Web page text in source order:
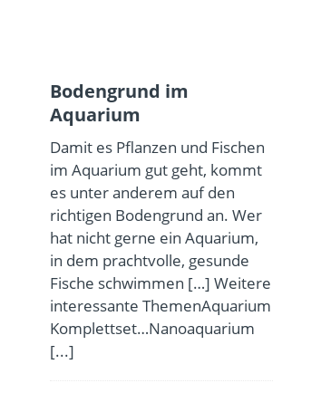
Bodengrund im
Aquarium
Damit es Pflanzen und Fischen
im Aquarium gut geht, kommt
es unter anderem auf den
richtigen Bodengrund an. Wer
hat nicht gerne ein Aquarium,
in dem prachtvolle, gesunde
Fische schwimmen […] Weitere
interessante ThemenAquarium
Komplettset…Nanoaquarium
[...]